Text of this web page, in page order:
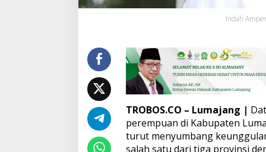
P
u
d
u
k
d
a
n
D
o
m
Indah
TROBOS.CO – Lumajang |
perempuan di Kabupaten
turut menyumbang
salah satu dari tiga provinsi